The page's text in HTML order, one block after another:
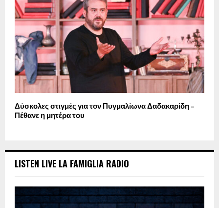
Δύσκολες στιγμές για τον Πυγμαλίωνα Δαδακαρίδη –
Πέθανε η μητέρα του
LISTEN LIVE LA FAMIGLIA RADIO